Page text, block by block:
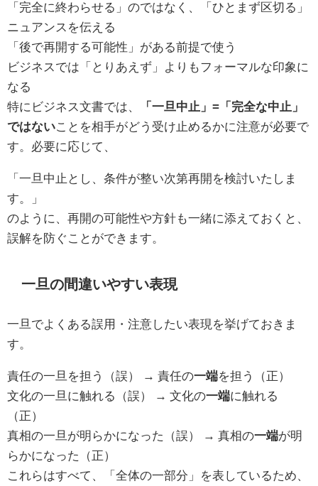
「完全に終わらせる」のではなく、「ひとまず区切る」
ニュアンスを伝える
「後で再開する可能性」がある前提で使う
ビジネスでは「とりあえず」よりもフォーマルな印象に
なる
特にビジネス文書では、
「一旦中止」=「完全な中止」
ではない ことを相手がどう受け止めるかに注意が必要で
す。必要に応じて、
「一旦中止とし、条件が整い次第再開を検討いたしま
す。」
のように、再開の可能性や方針も一緒に添えておくと、
誤解を防ぐことができます。
一旦の間違いやすい表現
一旦でよくある誤用・注意したい表現を挙げておきま
す。
責任の一旦を担う（誤） → 責任の一端を担う（正）
文化の一旦に触れる（誤） → 文化の一端に触れる
（正）
真相の一旦が明らかになった（誤） → 真相の一端が明
らかになった（正）
これらはすべて、「全体の一部分」を表しているため、